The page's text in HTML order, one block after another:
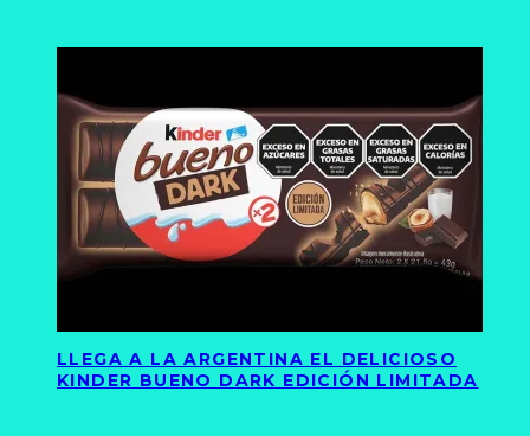
LLEGA A LA ARGENTINA EL DELICIOSO
KINDER BUENO DARK EDICIÓN LIMITADA